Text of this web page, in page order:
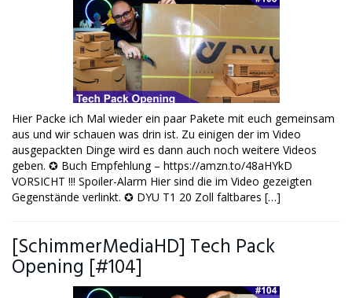
Hier Packe ich Mal wieder ein paar Pakete mit euch gemeinsam
aus und wir schauen was drin ist. Zu einigen der im Video
ausgepackten Dinge wird es dann auch noch weitere Videos
geben. ✪ Buch Empfehlung – https://amzn.to/48aHYkD
VORSICHT !!! Spoiler-Alarm Hier sind die im Video gezeigten
Gegenstände verlinkt. ✪ DYU T1 20 Zoll faltbares […]
[SchimmerMediaHD] Tech Pack
Opening [#104]